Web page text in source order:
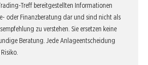
Treff bereitgestellten Informationen
oder Finanzberatung dar und sind nicht als
zu verstehen. Sie ersetzen keine
Beratung. Jede Anlageentscheidung